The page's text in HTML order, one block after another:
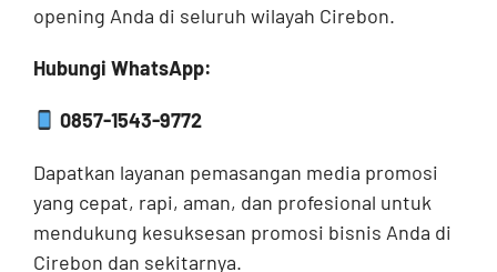
opening Anda di seluruh wilayah Cirebon.
Hubungi WhatsApp:
0857-1543-9772
Dapatkan layanan pemasangan media promosi
yang cepat, rapi, aman, dan profesional untuk
mendukung kesuksesan promosi bisnis Anda di
Cirebon dan sekitarnya.